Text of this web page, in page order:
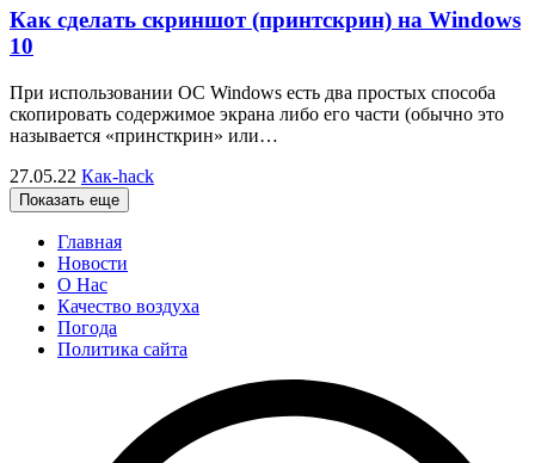
Как сделать скриншот (принтскрин) на Windows
10
При использовании ОС Windows есть два простых способа
скопировать содержимое экрана либо его части (обычно это
называется «принсткрин» или…
27.05.22 Как-hack
Показать еще
Главная
Новости
О Нас
Качество воздуха
Погода
Политика сайта